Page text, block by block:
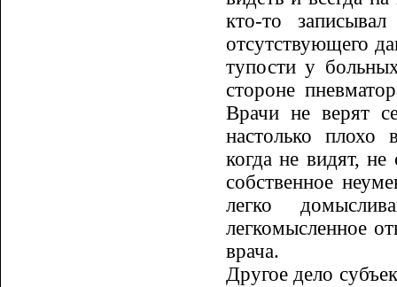
кто-то
отсутствующего
тупости у
стороне
Врачи не верят
настолько плохо
когда не видят,
собственное
легко
легкомысленное
врача.
Другое дело